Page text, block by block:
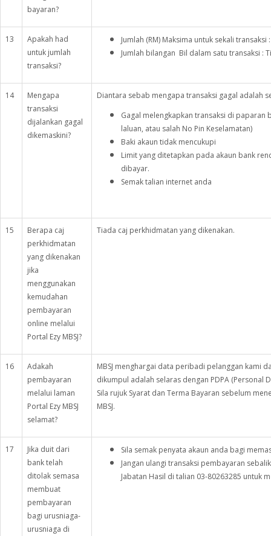
bayaran?
13
Apakah had
untuk jumlah
transaksi?
Jumlah (RM) Maksima untuk sekali transaksi
Jumlah bilangan Bil dalam satu transaksi :
14
Mengapa
transaksi
dijalankan gagal
dikemaskini?
Diantara sebab mengapa transaksi gagal adalah
Gagal melengkapkan transaksi di paparan
laluan, atau salah No Pin Keselamatan)
Baki akaun tidak mencukupi
Limit yang ditetapkan pada akaun bank
dibayar.
Semak talian internet anda
15
Berapa caj
perkhidmatan
yang dikenakan
jika
menggunakan
kemudahan
pembayaran
online melalui
Portal Ezy MBSJ?
Tiada caj perkhidmatan yang dikenakan.
16
Adakah
pembayaran
melalui laman
Portal Ezy MBSJ
selamat?
MBSJ menghargai data peribadi pelanggan kami
dikumpul adalah selaras dengan PDPA (Personal
Sila rujuk Syarat dan Terma Bayaran sebelum
MBSJ.
17
Jika duit dari
bank telah
ditolak semasa
membuat
pembayaran
bagi urusniaga-
urusniaga di
Sila semak penyata akaun anda bagi
Jangan ulangi transaksi pembayaran
Jabatan Hasil di talian 03-80263285 untuk